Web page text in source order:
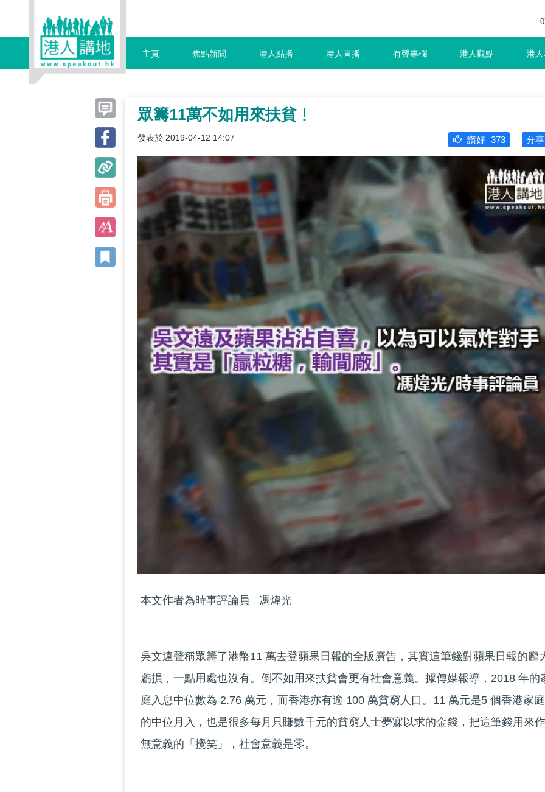
主頁 焦點新聞 港人點播 港人直播 有聲專欄 港人觀點 港
眾籌11萬不如用來扶貧﹗
發表於 2019-04-12 14:07 分享
讚好 373
本文作者為時事評論員 馮煒光
吳文遠聲稱眾籌了港幣11 萬去登蘋果日報的全版廣告，其實這筆錢對蘋果日報的龐
虧損，一點用處也沒有。倒不如用來扶貧會更有社會意義。據傳媒報導，2018 年的
庭入息中位數為 2.76 萬元，而香港亦有逾 100 萬貧窮人口。11 萬元是5 個香港家庭
的中位月入，也是很多每月只賺數千元的貧窮人士夢寐以求的金錢，把這筆錢用來作
無意義的「攪笑」，社會意義是零。